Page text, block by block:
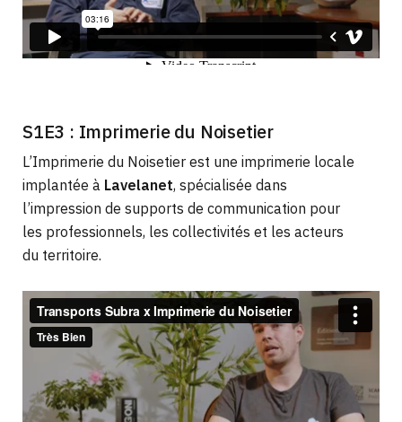
S1E3 : Imprimerie du Noisetier
L’Imprimerie du Noisetier est une imprimerie locale
implantée à Lavelanet, spécialisée dans
l’impression de supports de communication pour
les professionnels, les collectivités et les acteurs
du territoire.